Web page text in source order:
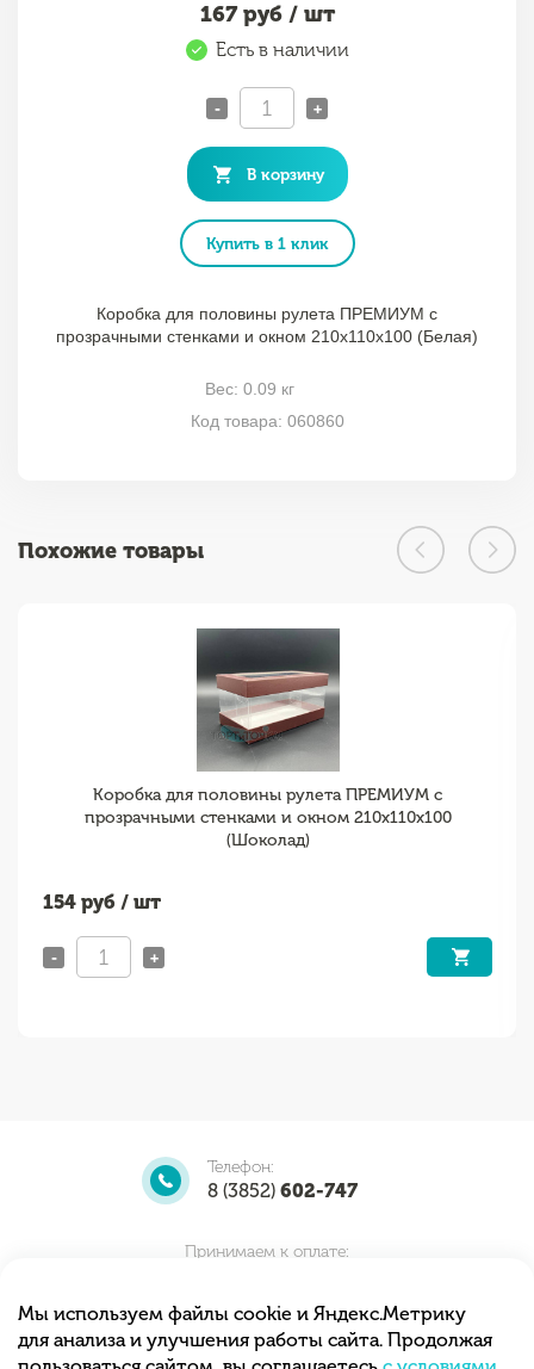
167руб / шт
Есть в наличии
- +
В корзину
Купить в 1 клик
Коробка для половины рулета ПРЕМИУМ с
прозрачными стенками и окном 210x110x100 (Белая)
Вес: 0.09 кг
Код товара: 060860
Похожие товары
Коробка для половины рулета ПРЕМИУМ с
прозрачными стенками и окном 210x110x100
(Шоколад)
154 руб / шт
- +
Телефон:
8 (3852) 602-747
Мы принимаем заказы круглосуточно.
Принимаем к оплате:
Мы используем файлы cookie и Яндекс.Метрику
для анализа и улучшения работы сайта. Продолжая